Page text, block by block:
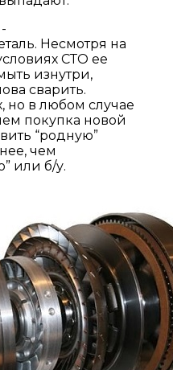
Несмотря на
СТО ее
изнутри,
сварить.
но в любом случае
покупка новой
“родную”
чем
или б/у.